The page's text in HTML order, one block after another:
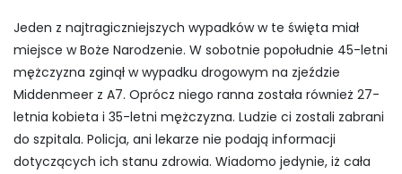
Jeden z najtragiczniejszych wypadków w te święta miał
miejsce w Boże Narodzenie. W sobotnie popołudnie 45-letni
mężczyzna zginął w wypadku drogowym na zjeździe
Middenmeer z A7. Oprócz niego ranna została również 27-
letnia kobieta i 35-letni mężczyzna. Ludzie ci zostali zabrani
do szpitala. Policja, ani lekarze nie podają informacji
dotyczących ich stanu zdrowia. Wiadomo jedynie, iż cała